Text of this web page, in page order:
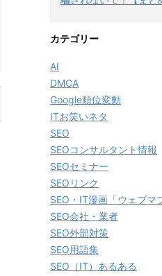
カテゴリー
AI
DMCA
Google順位変動
ITお笑いネタ
SEO
SEOコンサルタント情報
SEOセミナー
SEOリンク
SEO・IT漫画「ウェブマ
SEO会社・業者
SEO外部対策
SEO用語集
SEO（IT）あるある